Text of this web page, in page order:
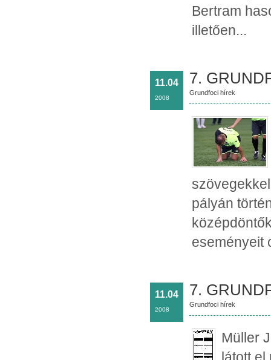
Bertram
illetően...
11.04
2008
7.
Grundfoci hírek
pályán
eseményeit
11.04
2008
7.
Grundfoci hírek
Müller